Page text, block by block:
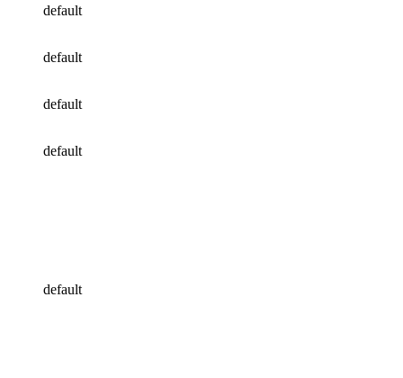
default
default
default
default
default